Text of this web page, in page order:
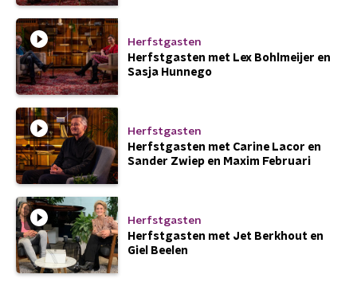
Herfstgasten
Herfstgasten met Lex Bohlmeijer en
Sasja Hunnego
Herfstgasten
Herfstgasten met Carine Lacor en
Sander Zwiep en Maxim Februari
Herfstgasten
Herfstgasten met Jet Berkhout en
Giel Beelen